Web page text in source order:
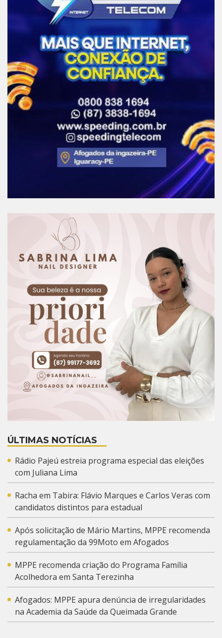
ÚLTIMAS NOTÍCIAS
Rádio Pajeú estreia programa especial das eleições
com Juliana Lima
Racha em Tabira: Flávio Marques e Carlos Veras com
candidatos distintos para estadual
Após solicitação de Mário Martins, MPPE recomenda
regulamentação da 99Moto em Afogados
MPPE recomenda criação do Programa Família
Acolhedora em Santa Terezinha
Afogados: MPPE apura denúncia de irregularidades
na Academia da Saúde da Queimada Grande